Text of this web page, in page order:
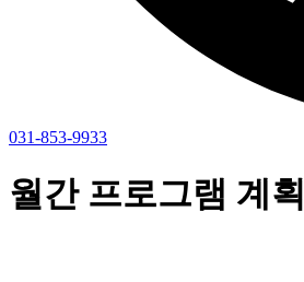
031-853-9933
월간 프로그램 계획